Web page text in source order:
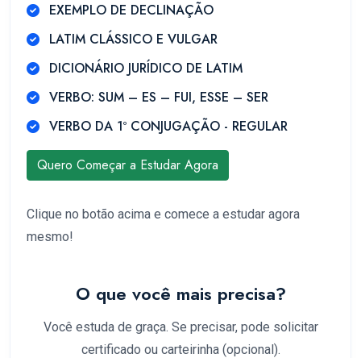
EXEMPLO DE DECLINAÇÃO
LATIM CLÁSSICO E VULGAR
DICIONÁRIO JURÍDICO DE LATIM
VERBO: SUM – ES – FUI, ESSE – SER
VERBO DA 1º CONJUGAÇÃO - REGULAR
Quero Começar a Estudar Agora
Clique no botão acima e comece a estudar agora
mesmo!
O que você mais precisa?
Você estuda de graça. Se precisar, pode solicitar
certificado ou carteirinha (opcional).